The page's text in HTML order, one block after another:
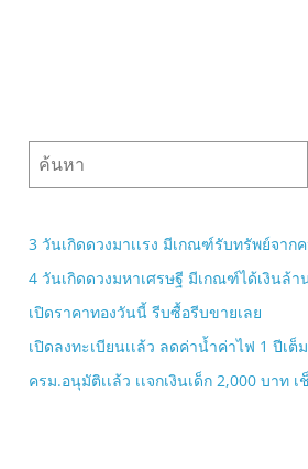
3 วันเกิดดวงมาเเรง มีเกณฑ์รับทรัพย์จาก
4 วันเกิดดวงมหาเศรษฐี มีเกณฑ์ได้เงินล้า
เปิดราคาทองวันนี้ รีบซื้อรีบขายเลย
เปิดลงทะเบียนเเล้ว ลดค่าน้ำค่าไฟ 1 ปีเต็ม
ครม.อนุมัติเเล้ว เเจกเงินเด็ก 2,000 บาท